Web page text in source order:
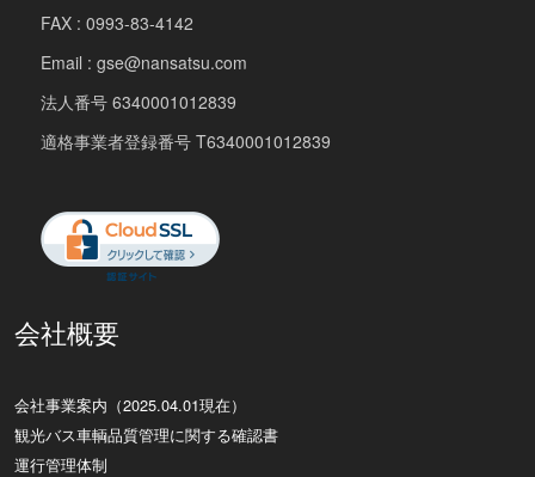
FAX : 0993-83-4142
Email : gse@nansatsu.com
法人番号 6340001012839
適格事業者登録番号 T6340001012839
会社概要
会社事業案内（2025.04.01現在）
観光バス車輌品質管理に関する確認書
運行管理体制